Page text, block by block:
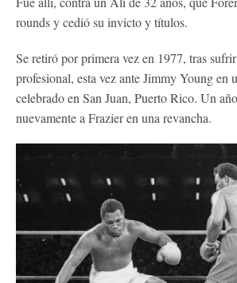
rounds y cedió su invicto y títulos.
Se retiró por primera vez en 1977, tras
profesional, esta vez ante Jimmy Young en
celebrado en San Juan, Puerto Rico. Un
nuevamente a Frazier en una revancha.